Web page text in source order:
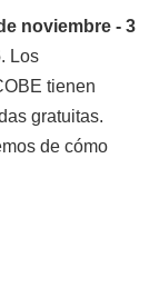
noviembre - 3
. Los
tienen
gratuitas.
de cómo